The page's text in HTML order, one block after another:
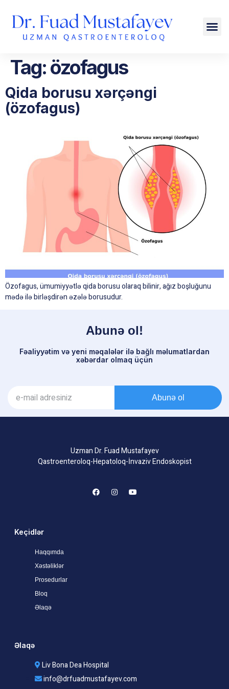
Tag:özofagus
Qida borusu xərçəngi
(özofagus)
Özofagus, ümumiyyətlə qida borusu olaraq bilinir, ağız boşluğunu
mədə ilə birləşdirən əzələ borusudur.
Abunə ol!
Fəaliyyətim və yeni məqalələr ilə bağlı məlumatlardan
xəbərdar olmaq üçün
Abunə ol
Uzman Dr. Fuad Mustafayev
Qastroenteroloq-Hepatoloq-İnvaziv Endoskopist
Keçidlər
Haqqımda
Xəstəliklər
Prosedurlar
Bloq
Əlaqə
Əlaqə
Liv Bona Dea Hospital
info@drfuadmustafayev.com